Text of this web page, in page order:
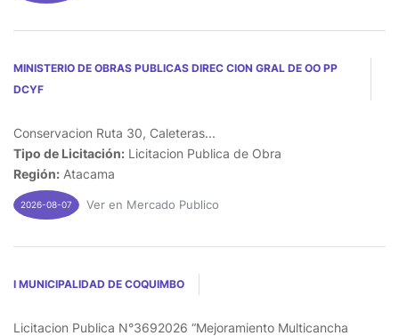
MINISTERIO DE OBRAS PUBLICAS DIREC CION GRAL DE OO PP
DCYF
Conservacion Ruta 30, Caleteras...
Tipo de Licitación: Licitacion Publica de Obra
Región: Atacama
2026-08-07 Ver en Mercado Publico
I MUNICIPALIDAD DE COQUIMBO
Licitacion Publica N°3692026 “Mejoramiento Multicancha